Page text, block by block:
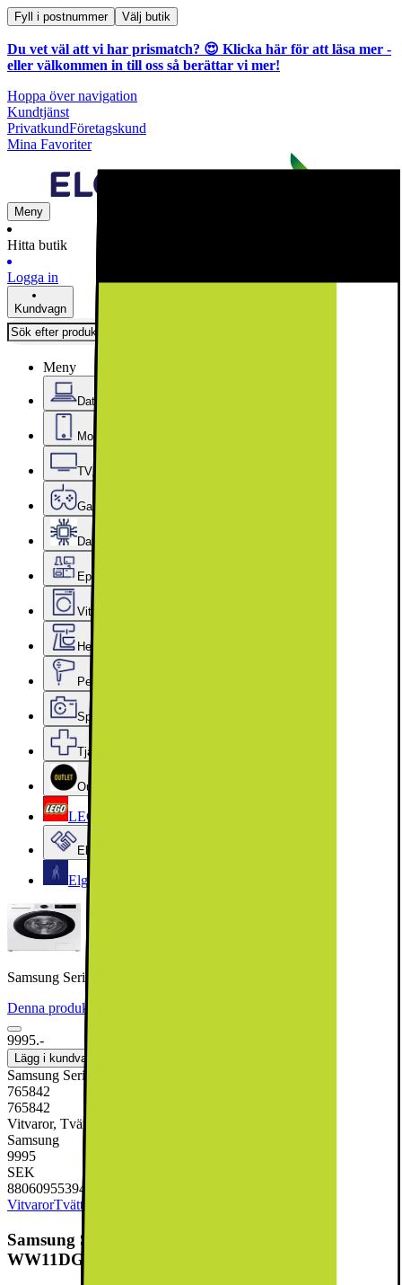
Fyll i postnummer Välj butik
Du vet väl att vi har prismatch? 😍 Klicka här för att läsa mer -
eller välkommen in till oss så berättar vi mer!
Hoppa över navigation
Kundtjänst
PrivatkundFöretagskund
Mina Favoriter
Meny
Hitta butik
Logga in
Kundvagn
Meny
Datorer & Kontor
Mobiler, Tablets & Smartklockor
TV, Ljud & Smart Hem
Gaming
Datorkomponenter
Epoq Kök & Tvättstuga
Vitvaror
Hem, Hushåll & Trädgård
Personvård, Hälsa & Skönhet
Sport & Fritid
Tjänster & Tillbehör
Outlet
LEGO
Elgiganten Företag
Elgiganten Kundklubb
Samsung Serie 5000 Tvättmaskin WW11DG5B25AEEE (11kg)
Denna produkt har blivit bedömd som 4.5 av 5 möjliga stjärnor.
9995.-
Lägg i kundvagn
Samsung Serie 5000 Tvättmaskin WW11DG5B25AEEE (11kg)
765842
765842
Vitvaror, Tvätt & Tork, Tvättmaskin
Samsung
9995
SEK
8806095539447
VitvarorTvätt & Tork
Samsung Serie 5000 Tvättmaskin
WW11DG5B25AEEE (11kg)